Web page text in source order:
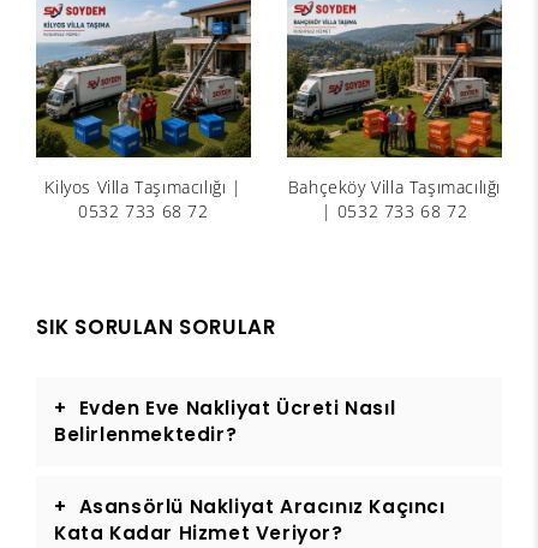
Kilyos Villa Taşımacılığı |
0532 733 68 72
Bahçeköy Villa Taşımacılığı
| 0532 733 68 72
SIK SORULAN SORULAR
Evden Eve Nakliyat Ücreti Nasıl
Belirlenmektedir?
Asansörlü Nakliyat Aracınız Kaçıncı
Kata Kadar Hizmet Veriyor?